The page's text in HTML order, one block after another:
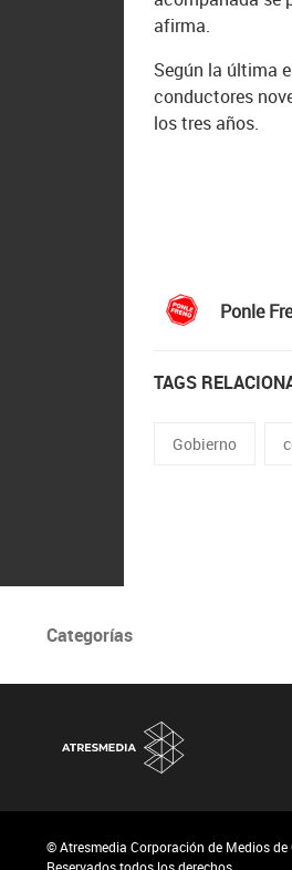
afirma.
Según la última
conductores
los tres años.
Ponle
TAGS
Gobierno
Categorías
© Atresmedia Corporación de Medios de